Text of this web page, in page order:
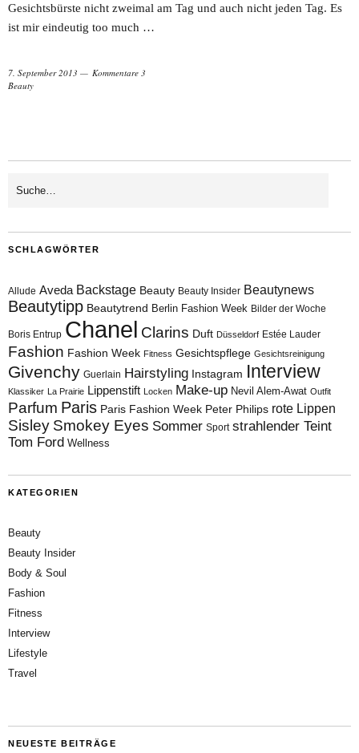
Gesichtsbürste nicht zweimal am Tag und auch nicht jeden Tag. Es
ist mir eindeutig too much …
7. September 2013
Kommentare 3
Beauty
SCHLAGWÖRTER
Allude Aveda Backstage Beauty Beauty Insider Beautynews
Beautytipp Beautytrend Berlin Fashion Week Bilder der Woche
Boris Entrup Chanel Clarins Duft Düsseldorf Estée Lauder
Fashion Fashion Week Fitness Gesichtspflege Gesichtsreinigung
Givenchy Guerlain Hairstyling Instagram Interview
Klassiker La Prairie Lippenstift Locken Make-up Nevil Alem-Awat Outfit
Parfum Paris Paris Fashion Week Peter Philips rote Lippen
Sisley Smokey Eyes Sommer Sport strahlender Teint
Tom Ford Wellness
KATEGORIEN
Beauty
Beauty Insider
Body & Soul
Fashion
Fitness
Interview
Lifestyle
Travel
NEUESTE BEITRÄGE